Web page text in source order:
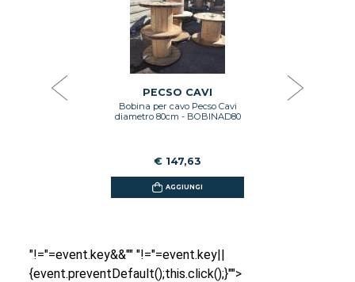
PECSO CAVI
Bobina per cavo Pecso Cavi
diametro 80cm - BOBINAD80
€ 147,63
AGGIUNGI
"!="=event.key&&"" "!="=event.key||
{event.preventDefault();this.click();}"">